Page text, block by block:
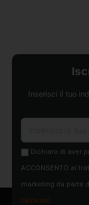
Inserisci il tuo
Dichiaro di aver
ACCONSENTO al
marketing da parte
clicca qui).